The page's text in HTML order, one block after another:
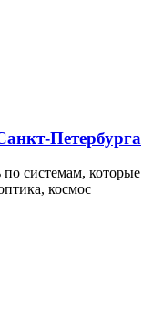
Петербурга
по системам, которые
космос